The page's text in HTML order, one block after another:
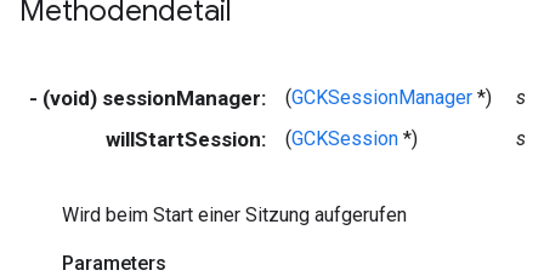
Methodendetail
- (void) sessionManager: (GCKSessionManager *)
willStartSession: (GCKSession *)
Wird beim Start einer Sitzung aufgerufen
Parameters